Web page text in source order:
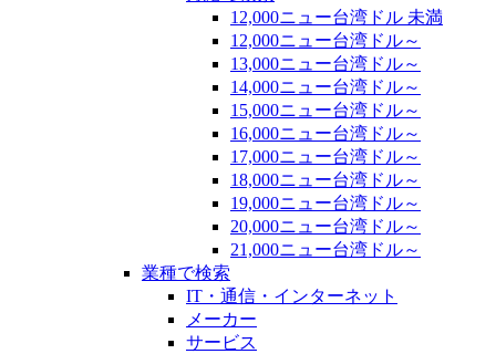
12,000ニュー台湾ドル 未満
12,000ニュー台湾ドル～
13,000ニュー台湾ドル～
14,000ニュー台湾ドル～
15,000ニュー台湾ドル～
16,000ニュー台湾ドル～
17,000ニュー台湾ドル～
18,000ニュー台湾ドル～
19,000ニュー台湾ドル～
20,000ニュー台湾ドル～
21,000ニュー台湾ドル～
業種で検索
IT・通信・インターネット
メーカー
サービス